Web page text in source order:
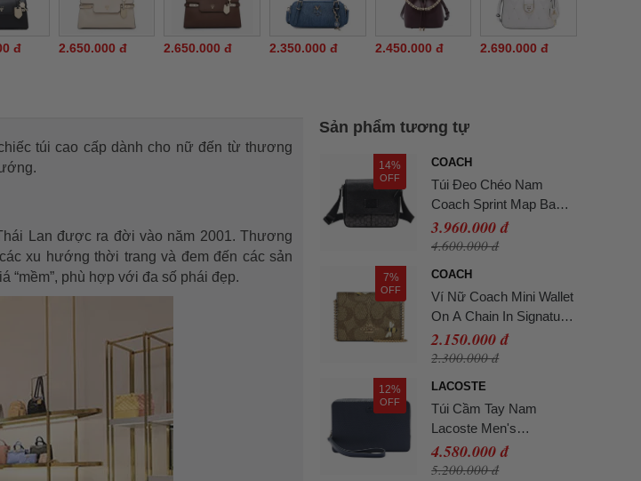
đ 2.650.000 đ 2.650.000 đ 2.350.000 đ 2.450.000 đ 2.690.000 đ
túi cao cấp dành cho nữ đến từ thương
Lan được ra đời vào năm 2001. Thương
xu hướng thời trang và đem đến các sản
“mềm”, phù hợp với đa số phái đẹp.
Sản phẩm tương tự
14%
OFF
COACH
Túi Đeo Chéo Nam
Coach Sprint Map Bag
Signature Charcoal
Black Màu Đen
3.960.000 đ
4.600.000 đ
7%
OFF
COACH
Ví Nữ Coach Mini Wallet
On A Chain In Signature
Canvas With Bee Print
Màu Gold Khaki
2.150.000 đ
2.300.000 đ
12%
OFF
LACOSTE
Túi Cầm Tay Nam
Lacoste Men's
Chantaco Piqué Bag
NH2922 - 021 Màu Xanh
4.580.000 đ
5.200.000 đ